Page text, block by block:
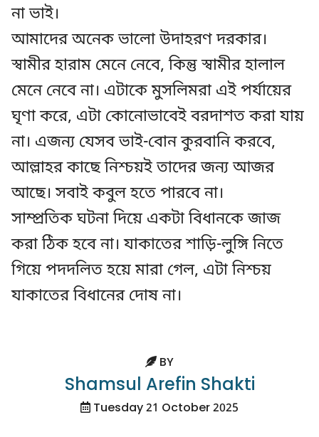
না ভাই।
আমাদের অনেক ভালো উদাহরণ দরকার।
স্বামীর হারাম মেনে নেবে, কিন্তু স্বামীর হালাল
মেনে নেবে না। এটাকে মুসলিমরা এই পর্যায়ের
ঘৃণা করে, এটা কোনোভাবেই বরদাশত করা যায়
না। এজন্য যেসব ভাই-বোন কুরবানি করবে,
আল্লাহর কাছে নিশ্চয়ই তাদের জন্য আজর
আছে। সবাই কবুল হতে পারবে না।
সাম্প্রতিক ঘটনা দিয়ে একটা বিধানকে জাজ
করা ঠিক হবে না। যাকাতের শাড়ি-লুঙ্গি নিতে
গিয়ে পদদলিত হয়ে মারা গেল, এটা নিশ্চয়
যাকাতের বিধানের দোষ না।
BY
Shamsul Arefin Shakti
Tuesday 21 October 2025